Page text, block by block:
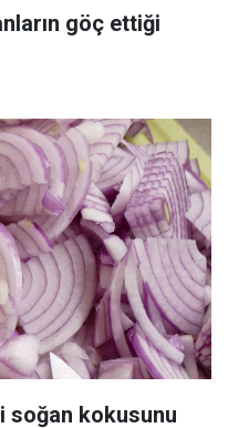
göç ettiği
soğan kokusunu